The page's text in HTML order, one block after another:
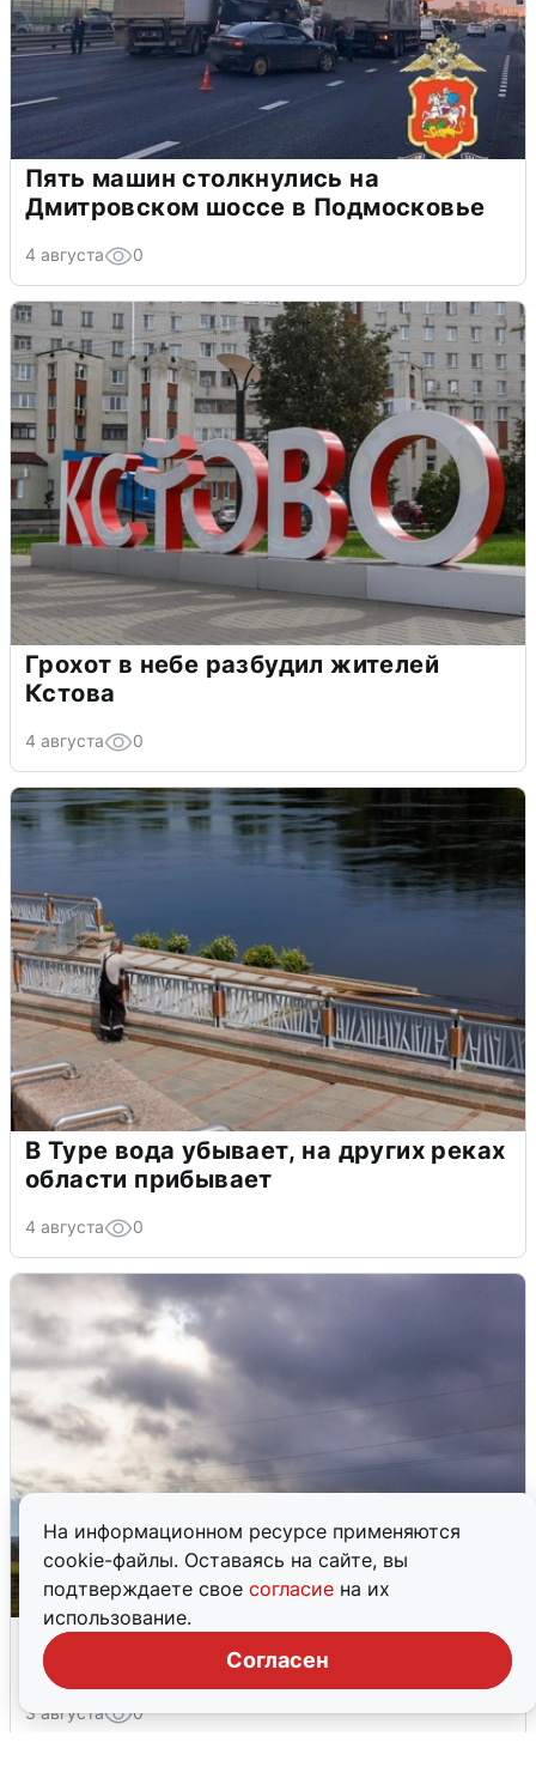
На информационном ресурсе применяются
cookie-файлы. Оставаясь на сайте, вы
подтверждаете свое согласие на их
использование.
Согласен
Пять машин столкнулись на
Дмитровском шоссе в Подмосковье
4 августа 0
Грохот в небе разбудил жителей
Кстова
4 августа 0
В Туре вода убывает, на других реках
области прибывает
4 августа 0
Над ХМАО впервые сбили
беспилотники
3 августа 0